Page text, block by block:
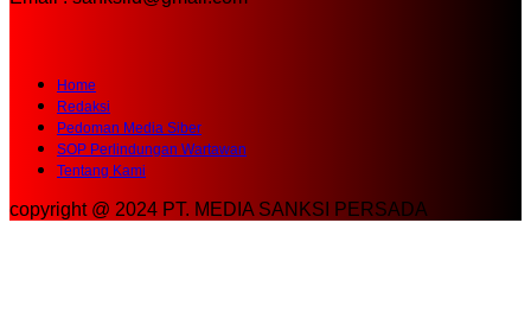
SOP Perlindungan Wartawan
Tentang Kami
copyright @ 2024 PT. MEDIA SANKSI PERSADA